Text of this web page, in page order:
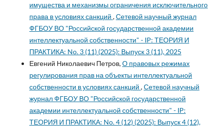
имущества и механизмы ограничения исключительного
права в условиях санкций ,Сетевой научный журнал
ФГБОУ ВО "Российской государственной академии
интеллектуальной собственности" - IP: ТЕОРИЯ И
ПРАКТИКА: No. 3 (11) (2025): Выпуск 3 (11), 2025
Евгений Николаевич Петров,О правовых режимах
регулирования прав на объекты интеллектуальной
собственности в условиях санкций ,Сетевой научный
журнал ФГБОУ ВО "Российской государственной
академии интеллектуальной собственности" - IP:
ТЕОРИЯ И ПРАКТИКА: No. 4 (12) (2025): Выпуск 4 (12),